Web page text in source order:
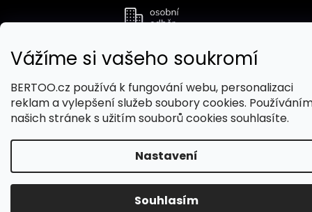
Vážíme si vašeho soukromí
BERTOO.cz používá k fungování webu, personalizaci
reklam a vylepšení služeb soubory cookies.
našich stránek s užitím souborů cookies souhlasíte.
Nastavení
Souhlasím
Vytvořil Shoptet
Copyright 2026 BERTOO. Všechna práva vyhrazena.
Upravit nastavení cookies